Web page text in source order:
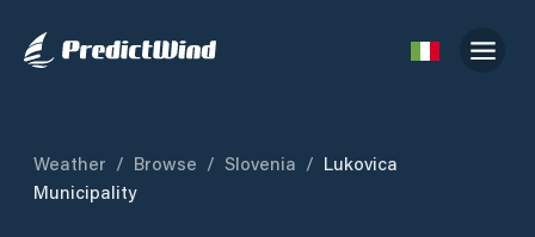
Weather / Browse / Slovenia / Lukovica
Municipality